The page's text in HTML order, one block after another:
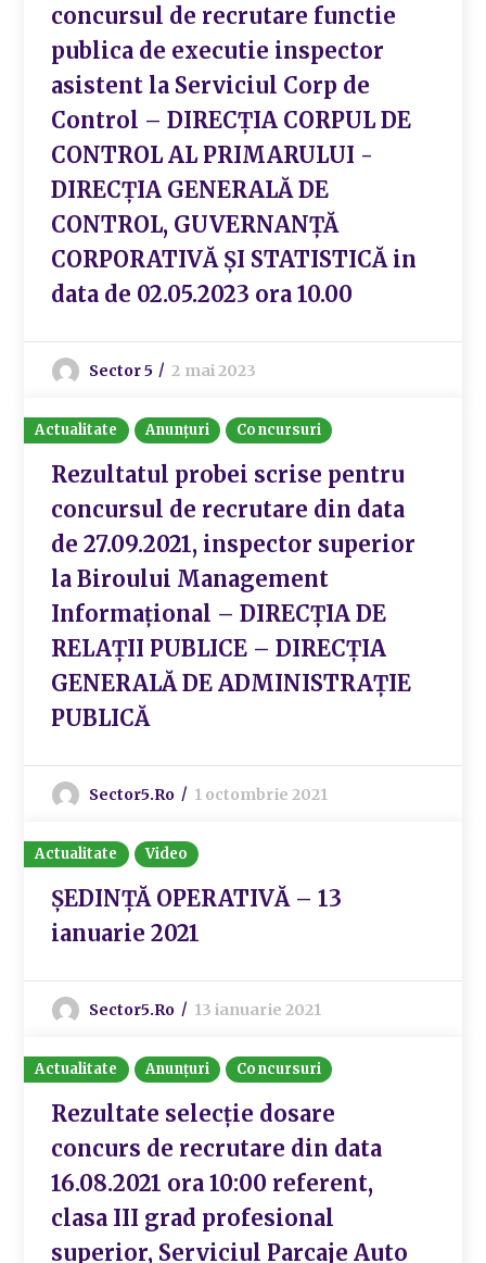
concursul de recrutare functie
publica de executie inspector
asistent la Serviciul Corp de
Control – DIRECȚIA CORPUL DE
CONTROL AL PRIMARULUI -
DIRECȚIA GENERALĂ DE
CONTROL, GUVERNANȚĂ
CORPORATIVĂ ȘI STATISTICĂ in
data de 02.05.2023 ora 10.00
Sector 5 2 mai 2023
Actualitate Anunțuri Concursuri
Rezultatul probei scrise pentru
concursul de recrutare din data
de 27.09.2021, inspector superior
la Biroului Management
Informațional – DIRECȚIA DE
RELAȚII PUBLICE – DIRECȚIA
GENERALĂ DE ADMINISTRAȚIE
PUBLICĂ
Sector5.ro 1 octombrie 2021
Actualitate Video
ȘEDINȚĂ OPERATIVĂ – 13
ianuarie 2021
Sector5.ro 13 ianuarie 2021
Actualitate Anunțuri Concursuri
Rezultate selecție dosare
concurs de recrutare din data
16.08.2021 ora 10:00 referent,
clasa III grad profesional
superior, Serviciul Parcaje Auto